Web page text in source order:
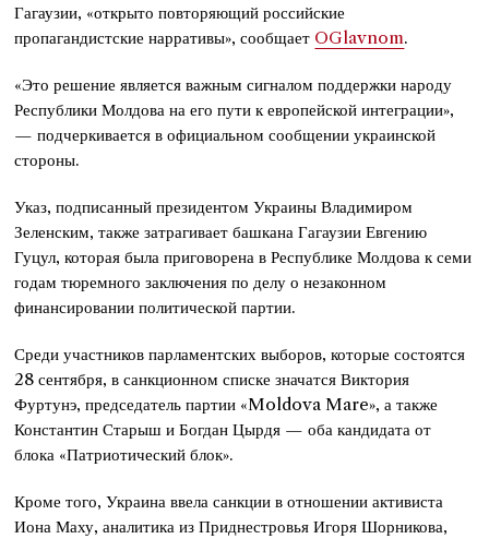
Гагаузии, «открыто повторяющий российские
пропагандистские нарративы», сообщает OGlavnom.
«Это решение является важным сигналом поддержки народу
Республики Молдова на его пути к европейской интеграции»,
— подчеркивается в официальном сообщении украинской
стороны.
Указ, подписанный президентом Украины Владимиром
Зеленским, также затрагивает башкана Гагаузии Евгению
Гуцул, которая была приговорена в Республике Молдова к семи
годам тюремного заключения по делу о незаконном
финансировании политической партии.
Среди участников парламентских выборов, которые состоятся
28 сентября, в санкционном списке значатся Виктория
Фуртунэ, председатель партии «Moldova Mare», а также
Константин Старыш и Богдан Цырдя — оба кандидата от
блока «Патриотический блок».
Кроме того, Украина ввела санкции в отношении активиста
Иона Маху, аналитика из Приднестровья Игоря Шорникова,